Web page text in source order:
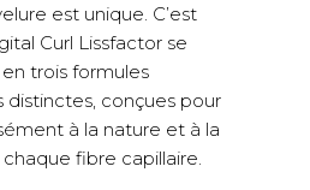
est unique. C’est
Curl Lissfactor se
trois formules
distinctes, conçues pour
à la nature et à la
fibre capillaire.